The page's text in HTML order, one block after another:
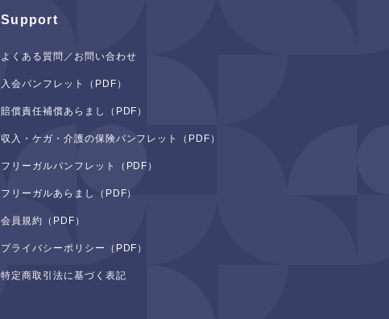
Support
よくある質問／お問い合わせ
入会パンフレット（PDF）
賠償責任補償あらまし（PDF）
収入・ケガ・介護の保険パンフレット（PDF）
フリーガルパンフレット（PDF）
フリーガルあらまし（PDF）
会員規約（PDF）
プライバシーポリシー（PDF）
特定商取引法に基づく表記